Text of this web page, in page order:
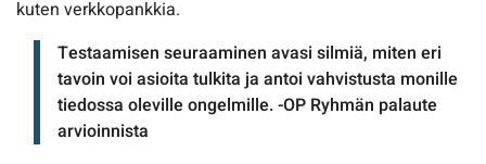
kuten verkkopankkia.
Testaamisen seuraaminen avasi silmiä, miten eri
tavoin voi asioita tulkita ja antoi vahvistusta monille
tiedossa oleville ongelmille. -OP Ryhmän palaute
arvioinnista